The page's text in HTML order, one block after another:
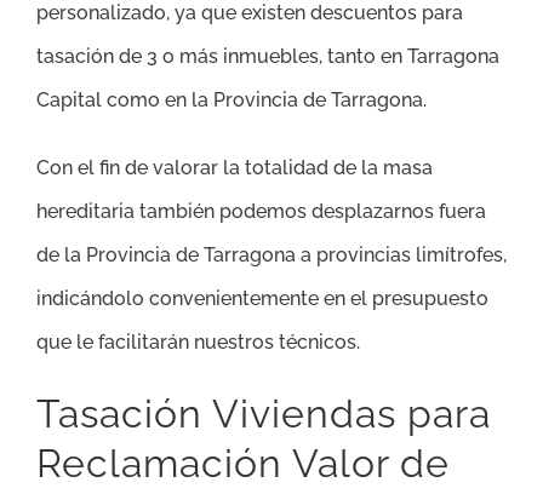
personalizado, ya que existen descuentos para
tasación de 3 o más inmuebles, tanto en Tarragona
Capital como en la Provincia de Tarragona.
Con el fin de valorar la totalidad de la masa
hereditaria también podemos desplazarnos fuera
de la Provincia de Tarragona a provincias limítrofes,
indicándolo convenientemente en el presupuesto
que le facilitarán nuestros técnicos.
Tasación Viviendas para
Reclamación Valor de